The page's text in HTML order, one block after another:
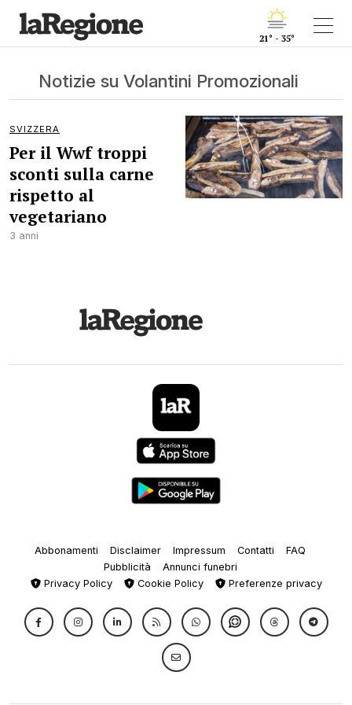
21° - 35°
Notizie su Volantini Promozionali
SVIZZERA
Per il Wwf troppi
sconti sulla carne
rispetto al
vegetariano
3 anni
Abbonamenti Disclaimer Impressum Contatti
FAQ
Pubblicità
Annunci funebri
Privacy Policy
Cookie Policy Preferenze privacy